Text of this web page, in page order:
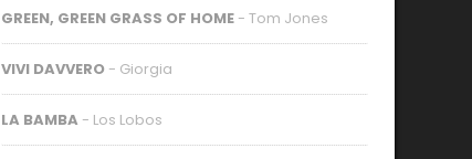
GREEN, GREEN GRASS OF HOME - Tom Jones
VIVI DAVVERO - Giorgia
LA BAMBA - Los Lobos